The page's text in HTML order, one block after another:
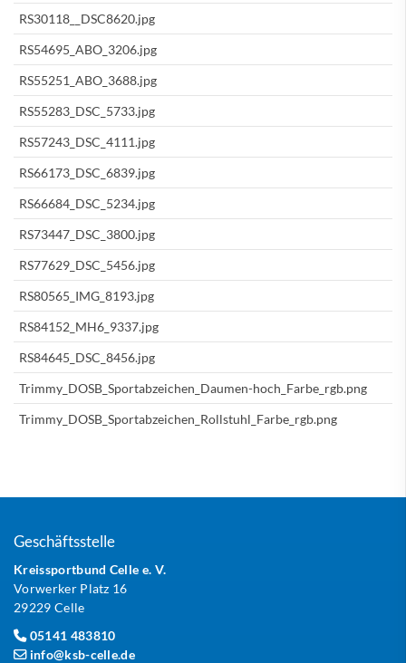
RS30118__DSC8620.jpg
RS54695_ABO_3206.jpg
RS55251_ABO_3688.jpg
RS55283_DSC_5733.jpg
RS57243_DSC_4111.jpg
RS66173_DSC_6839.jpg
RS66684_DSC_5234.jpg
RS73447_DSC_3800.jpg
RS77629_DSC_5456.jpg
RS80565_IMG_8193.jpg
RS84152_MH6_9337.jpg
RS84645_DSC_8456.jpg
Trimmy_DOSB_Sportabzeichen_Daumen-hoch_Farbe_rgb.png
Trimmy_DOSB_Sportabzeichen_Rollstuhl_Farbe_rgb.png
Geschäftsstelle
Kreissportbund Celle e. V.
Vorwerker Platz 16
29229 Celle
05141 483810
info@ksb-celle.de